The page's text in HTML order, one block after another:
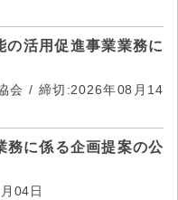
活用促進事業業務に
会 / 締切:2026年08月14
務に係る企画提案の公
04日